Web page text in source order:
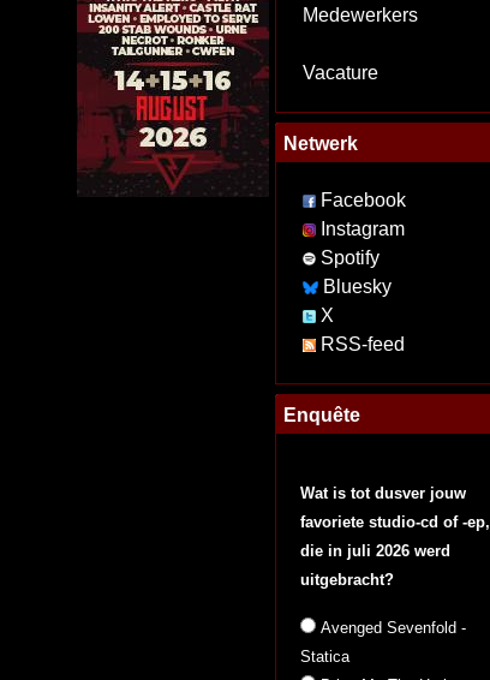
Medewerkers
Vacature
Netwerk
Facebook
Instagram
Spotify
Bluesky
X
RSS-feed
Enquête
Wat is tot dusver jouw
favoriete studio-cd of -ep,
die in juli 2026 werd
uitgebracht?
Avenged Sevenfold -
Statica